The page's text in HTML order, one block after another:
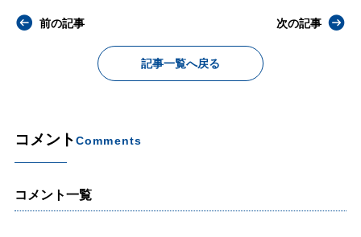
前の記事
記事一覧へ戻る
次の記事
コメントComments
コメント一覧